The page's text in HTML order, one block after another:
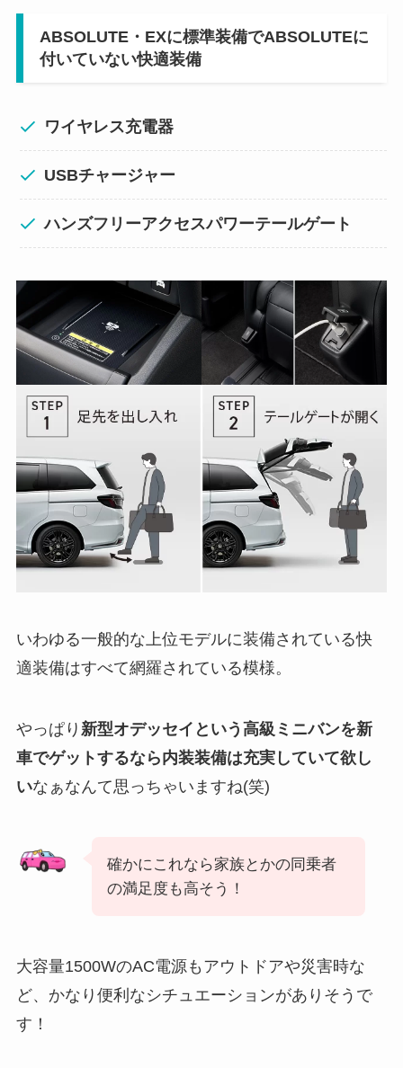
ABSOLUTE・EXに標準装備でABSOLUTEに
付いていない快適装備
ワイヤレス充電器
USBチャージャー
ハンズフリーアクセスパワーテールゲート
いわゆる一般的な上位モデルに装備されている快
適装備はすべて網羅されている模様。
やっぱり 新型オデッセイという高級ミニバンを新
車でゲットするなら内装装備は充実していて欲し
いなぁなんて思っちゃいますね(笑)
確かにこれなら家族とかの同乗者
の満足度も高そう！
大容量1500WのAC電源もアウトドアや災害時な
ど、かなり便利なシチュエーションがありそうで
す！